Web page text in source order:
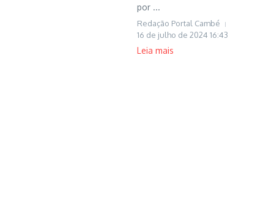
por ...
Redação Portal Cambé
16 de julho de 2024 16:43
Leia mais